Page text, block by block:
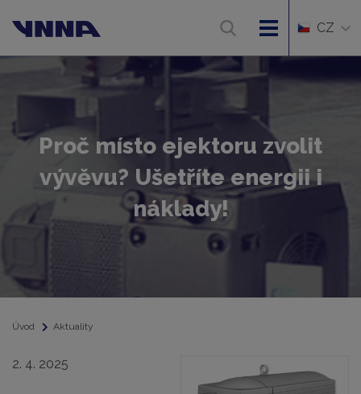
CZ
Proč místo ejektoru zvolit
vývěvu? Ušetříte energii i
náklady!
Úvod Aktuality
2. 4. 2025